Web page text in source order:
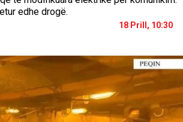
edhe drogë.
18 Prill, 10:30